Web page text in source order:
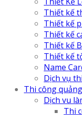
Thiết kế
Thiết kế
Thiết kế
Thiết kế
Thiết kế
Name
Dịch vụ
Thi công
Dịch vu
Thi